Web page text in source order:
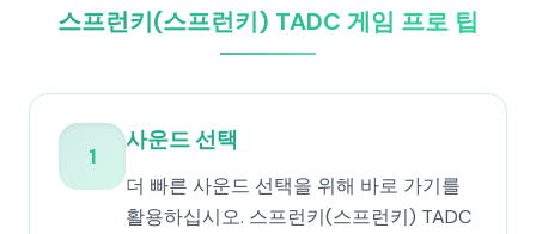
스프런키(스프런키) TADC 게임 프로 팁
1
사운드 선택
더 빠른 사운드 선택을 위해 바로 가기를
활용하십시오. 스프런키(스프런키) TADC